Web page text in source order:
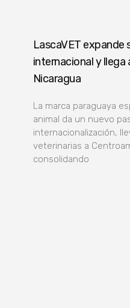
LascaVET expande
internacional y llega
Nicaragua
La marca paraguaya
animal da un nuevo
internacionalización,
veterinarias a
consolidando